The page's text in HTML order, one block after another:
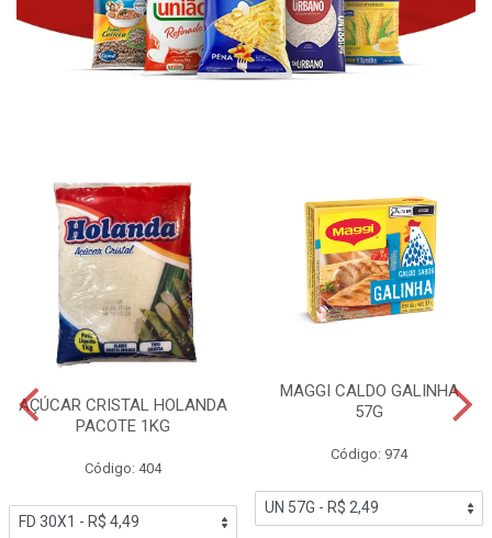
AÇÚCAR CRISTAL HOLANDA
PACOTE 1KG
Código: 404
MAGGI CALDO GALINHA
57G
Código: 974